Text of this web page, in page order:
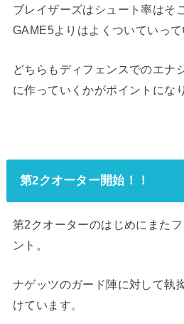
ブレイザーズはシュート率はそ
GAME5よりはよくついていって
どちらもディフェンスでのエナ
に作っていくかがポイントにな
第2クオーター開始！！
第2クオーターのはじめにまた
ント。
ナゲッツのガード陣に対して執
けています。